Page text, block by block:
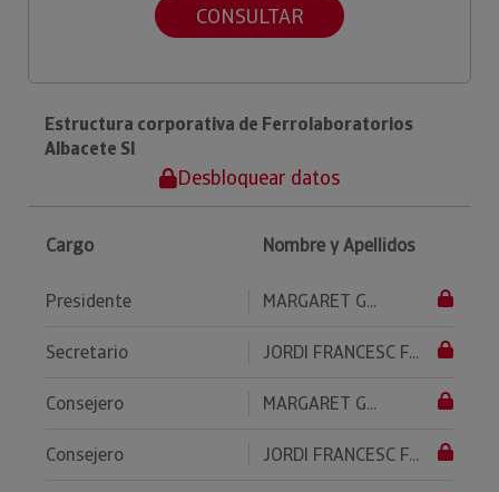
CONSULTAR
Estructura corporativa de Ferrolaboratorios
Albacete Sl
Desbloquear datos
Cargo Nombre y Apellidos
Presidente MARGARET G...
Secretario JORDI FRANCESC F...
Consejero MARGARET G...
Consejero JORDI FRANCESC F...